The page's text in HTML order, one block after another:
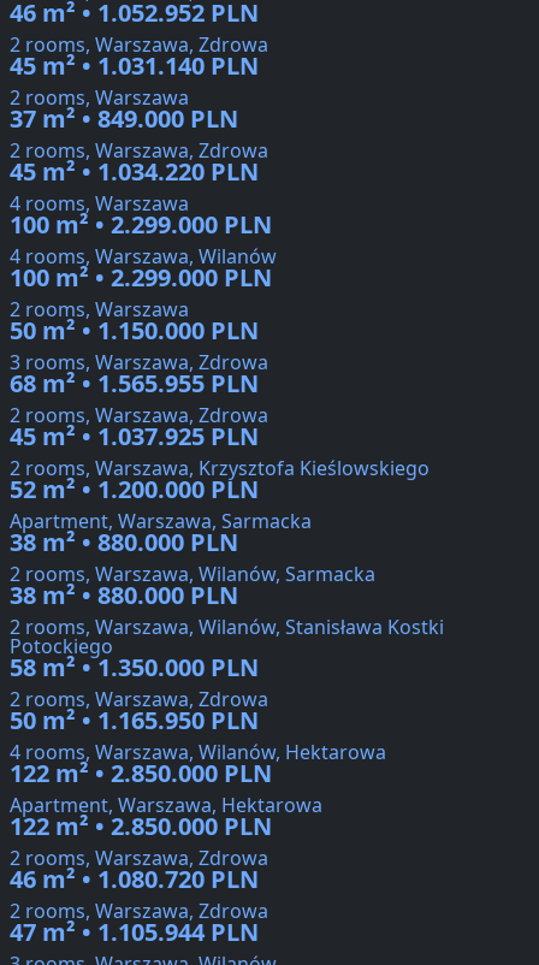
46 m² • 1.052.952 PLN
2 rooms, Warszawa, Zdrowa
45 m² • 1.031.140 PLN
2 rooms, Warszawa
37 m² • 849.000 PLN
2 rooms, Warszawa, Zdrowa
45 m² • 1.034.220 PLN
4 rooms, Warszawa
100 m² • 2.299.000 PLN
4 rooms, Warszawa, Wilanów
100 m² • 2.299.000 PLN
2 rooms, Warszawa
50 m² • 1.150.000 PLN
3 rooms, Warszawa, Zdrowa
68 m² • 1.565.955 PLN
2 rooms, Warszawa, Zdrowa
45 m² • 1.037.925 PLN
2 rooms, Warszawa, Krzysztofa Kieślowskiego
52 m² • 1.200.000 PLN
Apartment, Warszawa, Sarmacka
38 m² • 880.000 PLN
2 rooms, Warszawa, Wilanów, Sarmacka
38 m² • 880.000 PLN
2 rooms, Warszawa, Wilanów, Stanisława Kostki
Potockiego
58 m² • 1.350.000 PLN
2 rooms, Warszawa, Zdrowa
50 m² • 1.165.950 PLN
4 rooms, Warszawa, Wilanów, Hektarowa
122 m² • 2.850.000 PLN
Apartment, Warszawa, Hektarowa
122 m² • 2.850.000 PLN
2 rooms, Warszawa, Zdrowa
46 m² • 1.080.720 PLN
2 rooms, Warszawa, Zdrowa
47 m² • 1.105.944 PLN